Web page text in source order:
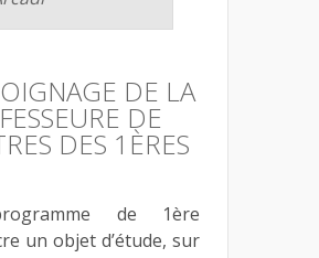
DE LA
DE
DES 1ÈRES
de 1ère
un objet d’étude, sur